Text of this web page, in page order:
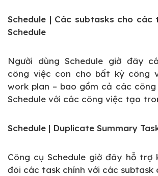
Schedule | Các subtasks cho
Schedule
Người dùng Schedule giờ đây
công việc con cho bất kỳ công
work plan – bao gồm cả các
Schedule với các công việc tạo
Schedule | Duplicate Summary
Công cụ Schedule giờ đây hỗ trợ
đôi các task chính với các subtask